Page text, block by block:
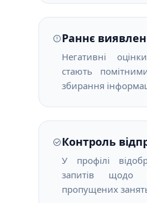
Раннє
Негативні
стають
збирання
Контроль
У профілі
запитів щодо
пропущених